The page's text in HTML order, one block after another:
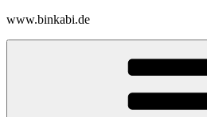
www.binkabi.de